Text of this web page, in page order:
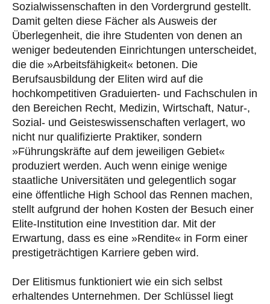
Sozialwissenschaften in den Vordergrund gestellt.
Damit gelten diese Fächer als Ausweis der
Überlegenheit, die ihre Studenten von denen an
weniger bedeutenden Einrichtungen unterscheidet,
die die »Arbeitsfähigkeit« betonen. Die
Berufsausbildung der Eliten wird auf die
hochkompetitiven Graduierten- und Fachschulen in
den Bereichen Recht, Medizin, Wirtschaft, Natur-,
Sozial- und Geisteswissenschaften verlagert, wo
nicht nur qualifizierte Praktiker, sondern
»Führungskräfte auf dem jeweiligen Gebiet«
produziert werden. Auch wenn einige wenige
staatliche Universitäten und gelegentlich sogar
eine öffentliche High School das Rennen machen,
stellt aufgrund der hohen Kosten der Besuch einer
Elite-Institution eine Investition dar. Mit der
Erwartung, dass es eine »Rendite« in Form einer
prestigeträchtigen Karriere geben wird.
Der Elitismus funktioniert wie ein sich selbst
erhaltendes Unternehmen. Der Schlüssel liegt